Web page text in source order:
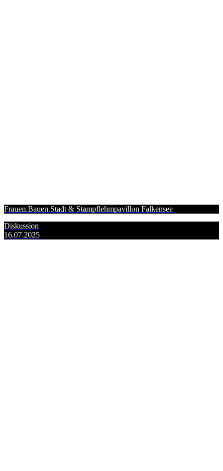
Frauen.Bauen.Stadt & Stampflehmpavillon Falkensee
Diskussion
16.07.2025